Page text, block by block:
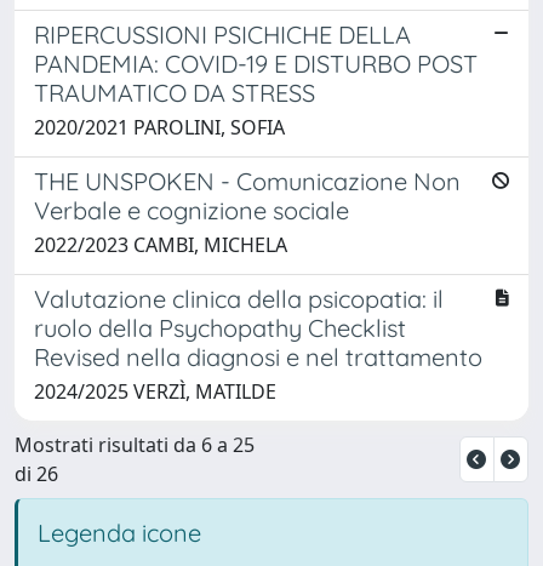
RIPERCUSSIONI PSICHICHE DELLA
PANDEMIA: COVID-19 E DISTURBO POST
TRAUMATICO DA STRESS
2020/2021 PAROLINI, SOFIA
THE UNSPOKEN - Comunicazione Non
Verbale e cognizione sociale
2022/2023 CAMBI, MICHELA
Valutazione clinica della psicopatia: il
ruolo della Psychopathy Checklist
Revised nella diagnosi e nel trattamento
2024/2025 VERZÌ, MATILDE
Mostrati risultati da 6 a 25
di 26
Legenda icone